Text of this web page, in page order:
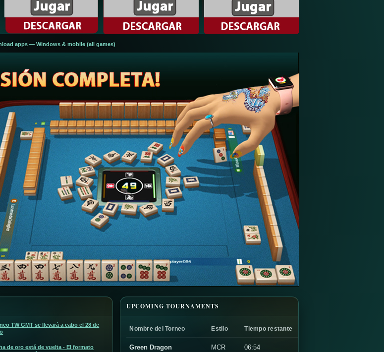
apps — Windows & mobile (all games)
TW GMT se llevará a cabo el 28 de
de oro está de vuelta - El formato
UPCOMING TOURNAMENTS
Nombre del Torneo Estilo Tiempo restante
Green Dragon MCR 06:54